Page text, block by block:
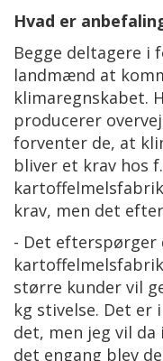
Hvad er
Begge deltagere i
landmænd at
klimaregnskabet.
producerer
forventer de, at
bliver et krav hos
krav, men det
- Det efterspørger
større kunder vil
kg stivelse. Det er
det, men jeg vil
det engang blev